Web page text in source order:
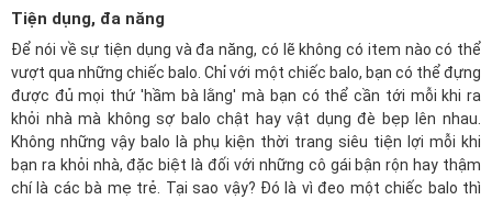
Tiện dụng, đa năng
Để nói về sự tiện dụng và đa năng, có lẽ không có item nào có thể
vượt qua những chiếc balo. Chỉ với một chiếc balo, bạn có thể đựng
được đủ mọi thứ 'hầm bà lằng' mà bạn có thể cần tới mỗi khi ra
khỏi nhà mà không sợ balo chật hay vật dụng đè bẹp lên nhau.
Không những vậy balo là phụ kiện thời trang siêu tiện lợi mỗi khi
bạn ra khỏi nhà, đặc biệt là đối với những cô gái bận rộn hay thậm
chí là các bà mẹ trẻ. Tại sao vậy? Đó là vì đeo một chiếc balo thì